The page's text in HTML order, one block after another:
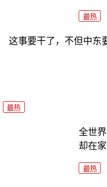
最热
这事要干了，不但中东
最热
全世
却在
最热